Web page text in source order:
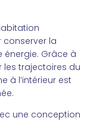
la
énergie. Grâce à
les trajectoires du
à l’intérieur est
une conception